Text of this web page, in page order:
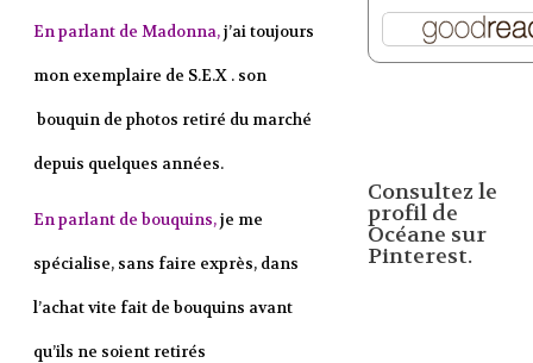
En parlant de Madonna,j’ai toujours
mon exemplaire de S.E.X . son
bouquin de photos retiré du marché
depuis quelques années.
En parlant de bouquins,je me
spécialise, sans faire exprès, dans
l’achat vite fait de bouquins avant
qu’ils ne soient retirés
Consultez le
profil de
Océane sur
Pinterest.